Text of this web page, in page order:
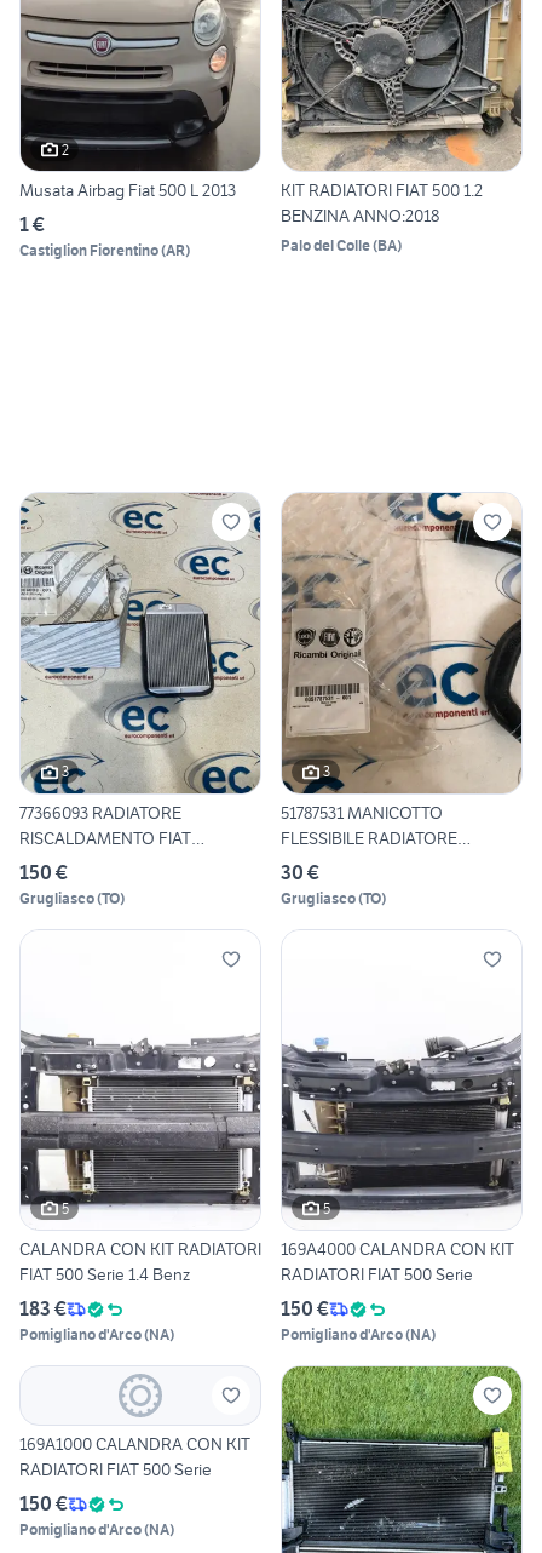
2
Musata Airbag Fiat 500 L 2013
1 €
Castiglion Fiorentino(AR)
KIT RADIATORI FIAT 500 1.2
BENZINA ANNO:2018
Palo del Colle(BA)
3
77366093 RADIATORE
RISCALDAMENTO FIAT
500/PANDA/LA
150 €
Grugliasco(TO)
3
51787531 MANICOTTO
FLESSIBILE RADIATORE
SUPERIORE
30 €
Grugliasco(TO)
5
CALANDRA CON KIT RADIATORI
FIAT 500 Serie 1.4 Benz
183 €
Pomigliano d'Arco(NA)
5
169A4000 CALANDRA CON KIT
RADIATORI FIAT 500 Serie
150 €
Pomigliano d'Arco(NA)
169A1000 CALANDRA CON KIT
RADIATORI FIAT 500 Serie
150 €
Pomigliano d'Arco(NA)